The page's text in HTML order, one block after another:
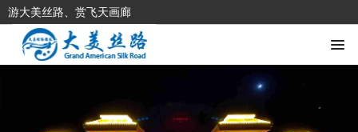
游大美丝路、赏飞天画廊